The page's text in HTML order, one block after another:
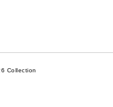
Collection